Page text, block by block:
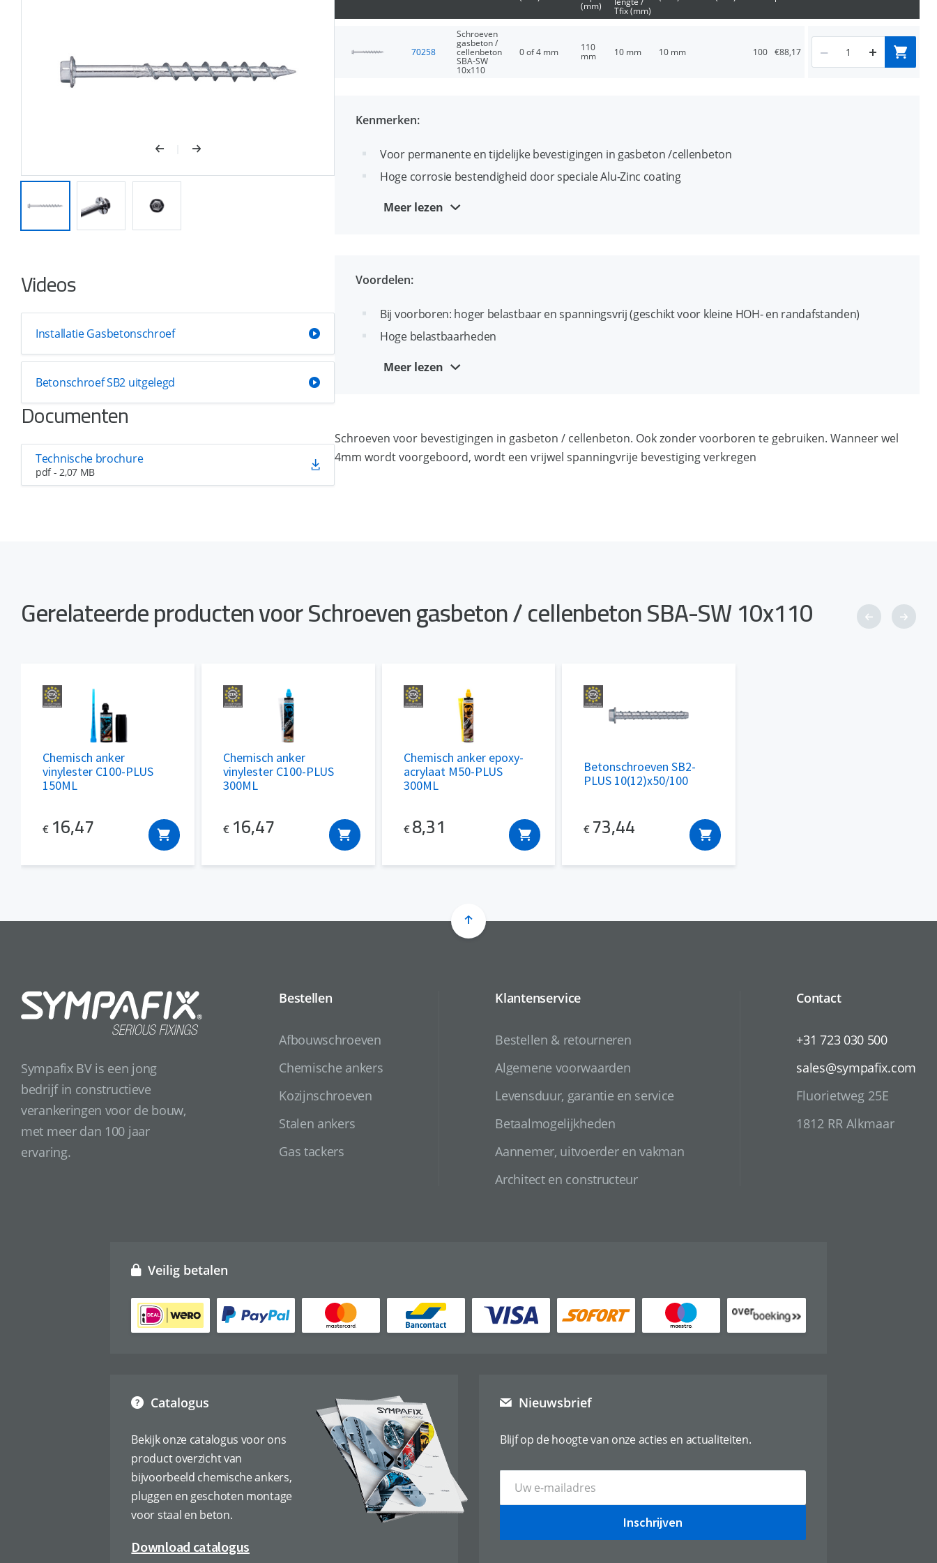
Videos
Installatie Gasbetonschroef
Betonschroef SB2 uitgelegd
Documenten
Technische brochure
pdf - 2,07 MB
(mm) Tfix (mm)
70258
Schroeven
gasbeton /
cellenbeton
SBA-SW
10x110
0 of 4 mm 110
mm 10 mm 10 mm 100 €88,17
Kenmerken:
Voor permanente en tijdelijke bevestigingen in gasbeton /cellenbeton
Hoge corrosie bestendigheid door speciale Alu-Zinc coating
Steile spoed voor zeer snelle montage
Meer lezen
Voordelen:
Bij voorboren: hoger belastbaar en spanningsvrij (geschikt voor kleine HOH- en randafstanden)
Hoge belastbaarheden
Montage mogelijk met en zonder voorboren
Meer lezen
Schroeven voor bevestigingen in gasbeton / cellenbeton. Ook zonder voorboren te gebruiken. Wanneer wel
4mm wordt voorgeboord, wordt een vrijwel spanningvrije bevestiging verkregen
Gerelateerde producten voor Schroeven gasbeton / cellenbeton SBA-SW 10x110
Chemisch anker
vinylester C100-PLUS
150ML
€ 16,47
Chemisch anker
vinylester C100-PLUS
300ML
€ 16,47
Chemisch anker epoxy-
acrylaat M50-PLUS
300ML
€ 8,31
Betonschroeven SB2-
PLUS 10(12)x50/100
€ 73,44
Sympafix BV is een jong
bedrijf in constructieve
verankeringen voor de bouw,
met meer dan 100 jaar
ervaring.
Bestellen
Afbouwschroeven
Chemische ankers
Kozijnschroeven
Stalen ankers
Gas tackers
Klantenservice
Bestellen & retourneren
Algemene voorwaarden
Levensduur, garantie en service
Betaalmogelijkheden
Aannemer, uitvoerder en vakman
Architect en constructeur
Contact
+31 723 030 500
sales@sympafix.com
Fluorietweg 25E
1812 RR Alkmaar
Catalogus
Bekijk onze catalogus voor ons
product overzicht van
bijvoorbeeld chemische ankers,
pluggen en geschoten montage
voor staal en beton.
Download catalogus
Veilig betalen
Nieuwsbrief
Blijf op de hoogte van onze acties en actualiteiten.
Inschrijven